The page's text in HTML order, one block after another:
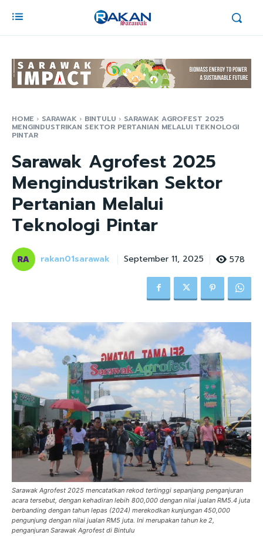
HOME SARAWAK BINTULU SARAWAK AGROFEST 2025
MENGINDUSTRIKAN SEKTOR PERTANIAN MELALUI TEKNOLOGI
PINTAR
Sarawak Agrofest 2025
Mengindustrikan Sektor
Pertanian Melalui
Teknologi Pintar
rakan01sarawak September 11, 2025 578
Sarawak Agrofest 2025 mencatatkan rekod tertinggi sepanjang penganjuran
acara tersebut, dengan kehadiran lebih 800,000 dengan nilai jualan RM5.4 juta
berbanding dengan tahun lepas (2024) merekodkan kunjungan 450,000
pengunjung dengan nilai jualan RM5 juta. Ini merupakan tahun ke 2,
penganjuran Sarawak Agrofest di Bintulu